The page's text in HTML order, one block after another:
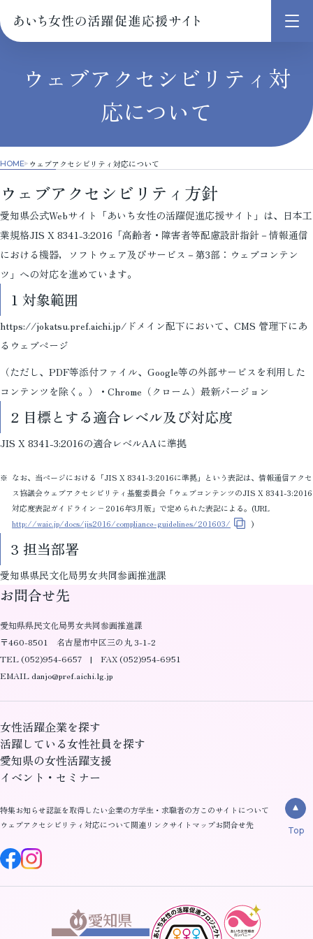
メ
く
ウェブアクセシビリティ対
応について
HOME ウェブアクセシビリティ対応について
ウェブアクセシビリティ方針
愛知県公式Webサイト「あいち女性の活躍促進応援サイト」は、日本工
業規格JIS X 8341-3:2016「高齢者・障害者等配慮設計指針－情報通信
における機器，ソフトウェア及びサービス－第3部：ウェブコンテン
ツ」への対応を進めています。
1 対象範囲
https://jokatsu.pref.aichi.jp/ドメイン配下において、CMS 管理下にあ
るウェブページ
（ただし、PDF等添付ファイル、Google等の外部サービスを利用した
コンテンツを除く。）・Chrome（クローム）最新バージョン
2 目標とする適合レベル及び対応度
JIS X 8341-3:2016の適合レベルAAに準拠
なお、当ページにおける「JIS X 8341-3:2016に準拠」という表記は、情報通信アクセ
ス協議会ウェブアクセシビリティ基盤委員会「ウェブコンテンツのJIS X 8341-3:2016
対応度表記ガイドライン – 2016年3月版」で定められた表記による。(URL
http://waic.jp/docs/jis2016/compliance-guidelines/201603/
)
3 担当部署
愛知県県民文化局男女共同参画推進課
お問合せ先
愛知県県民文化局男女共同参画推進課
〒460-8501 名古屋市中区三の丸 3-1-2
TEL (052)954-6657 | FAX (052)954-6951
EMAIL danjo@pref.aichi.lg.jp
女性活躍企業を探す
活躍している女性社員を探す
愛知県の女性活躍支援
イベント・セミナー
特集お知らせ認証を取得したい企業の方学生・求職者の方このサイトについて
ウェブアクセシビリティ対応について関連リンクサイトマップお問合せ先
Top